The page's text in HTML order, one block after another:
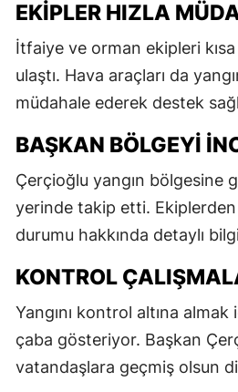
EKIPLER HIZLA
İtfaiye ve orman ekipleri
ulaştı. Hava araçları da
müdahale ederek destek
BAŞKAN BÖLGEYI
Çerçioğlu yangın bölgesine
yerinde takip etti. Ekiplerden
durumu hakkında detaylı
KONTROL
Yangını kontrol altına
çaba gösteriyor. Başkan
vatandaşlara geçmiş olsun